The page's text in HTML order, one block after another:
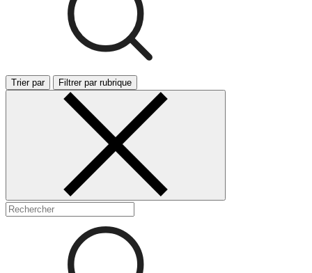
Trier par Filtrer par rubrique